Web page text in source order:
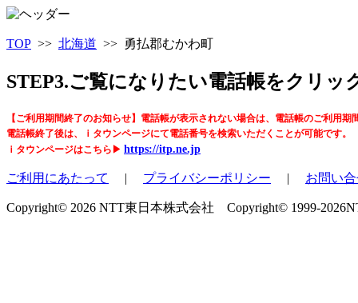
TOP >> 北海道 >> 勇払郡むかわ町
STEP3.ご覧になりたい電話帳をクリッ
【ご利用期間終了のお知らせ】電話帳が表示されない場合は、電話帳のご利用期
電話帳終了後は、ｉタウンページにて電話番号を検索いただくことが可能です。
ｉタウンページはこちら▶ https://itp.ne.jp
ご利用にあたって | プライバシーポリシー | お問い
Copyright© 2026 NTT東日本株式会社 Copyright© 1999-